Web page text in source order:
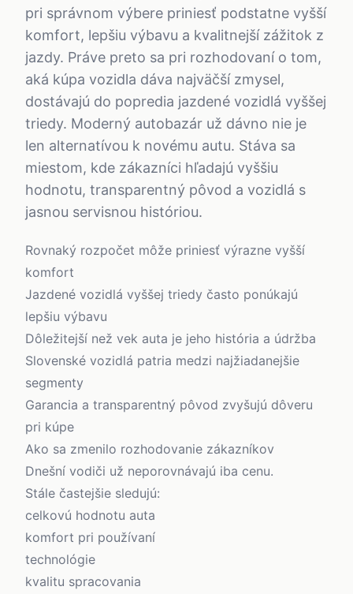
pri správnom výbere priniesť podstatne vyšší
komfort, lepšiu výbavu a kvalitnejší zážitok z
jazdy. Práve preto sa pri rozhodovaní o tom,
aká kúpa vozidla dáva najväčší zmysel,
dostávajú do popredia jazdené vozidlá vyššej
triedy. Moderný autobazár už dávno nie je
len alternatívou k novému autu. Stáva sa
miestom, kde zákazníci hľadajú vyššiu
hodnotu, transparentný pôvod a vozidlá s
jasnou servisnou históriou.
Rovnaký rozpočet môže priniesť výrazne vyšší
komfort
Jazdené vozidlá vyššej triedy často ponúkajú
lepšiu výbavu
Dôležitejší než vek auta je jeho história a údržba
Slovenské vozidlá patria medzi najžiadanejšie
segmenty
Garancia a transparentný pôvod zvyšujú dôveru
pri kúpe
Ako sa zmenilo rozhodovanie zákazníkov
Dnešní vodiči už neporovnávajú iba cenu.
Stále častejšie sledujú:
celkovú hodnotu auta
komfort pri používaní
technológie
kvalitu spracovania